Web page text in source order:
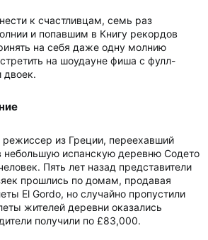
к счастливцам, семь раз
и попавшим в Книгу рекордов
на себя даже одну молнию
на шоудауне фиша с фулл-
двоек.
из Греции, переехавший
небольшую испанскую деревню Содето
Пять лет назад представители
прошлись по домам, продавая
El Gordo, но случайно пропустили
жителей деревни оказались
получили по £83,000.